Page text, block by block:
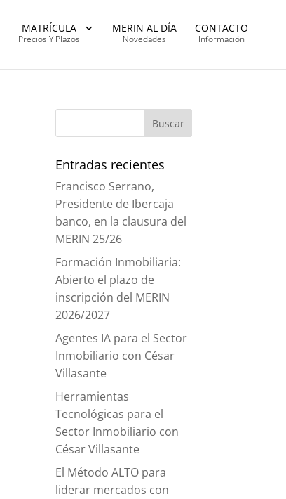
MATRÍCULA
Precios Y Plazos
MERIN AL DÍA
Novedades
CONTACTO
Información
Entradas recientes
Francisco Serrano,
Presidente de Ibercaja
banco, en la clausura del
MERIN 25/26
Formación Inmobiliaria:
Abierto el plazo de
inscripción del MERIN
2026/2027
Agentes IA para el Sector
Inmobiliario con César
Villasante
Herramientas
Tecnológicas para el
Sector Inmobiliario con
César Villasante
El Método ALTO para
liderar mercados con